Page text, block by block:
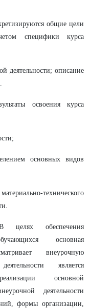
общие цели
специфики курса
деятельности; описание
освоения курса
основных видов
технического
целях обеспечения
основная
внеурочную
является
основной
деятельности
формы организации,